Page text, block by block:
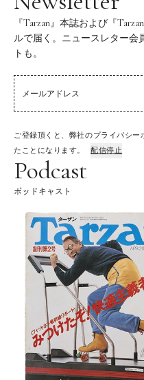
『Tarzan』本誌および『
ルで届く。ニュースレター会
トも。
ご登録頂くと、弊社のプライバシ
たことになります。
配信停止
Podcast
ポッドキャスト